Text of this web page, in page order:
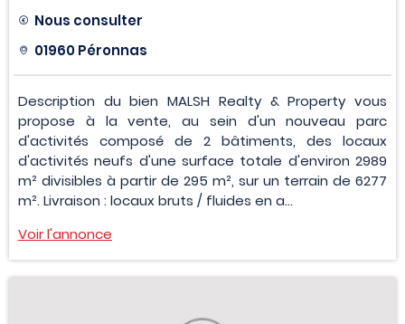
Nous consulter
01960 Péronnas
Description du bien MALSH Realty & Property vous
propose à la vente, au sein d'un nouveau parc
d'activités composé de 2 bâtiments, des locaux
d'activités neufs d'une surface totale d'environ 2989
m² divisibles à partir de 295 m², sur un terrain de 6277
m². Livraison : locaux bruts / fluides en a...
Voir l'annonce